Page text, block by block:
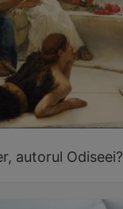
autorul Odiseei?